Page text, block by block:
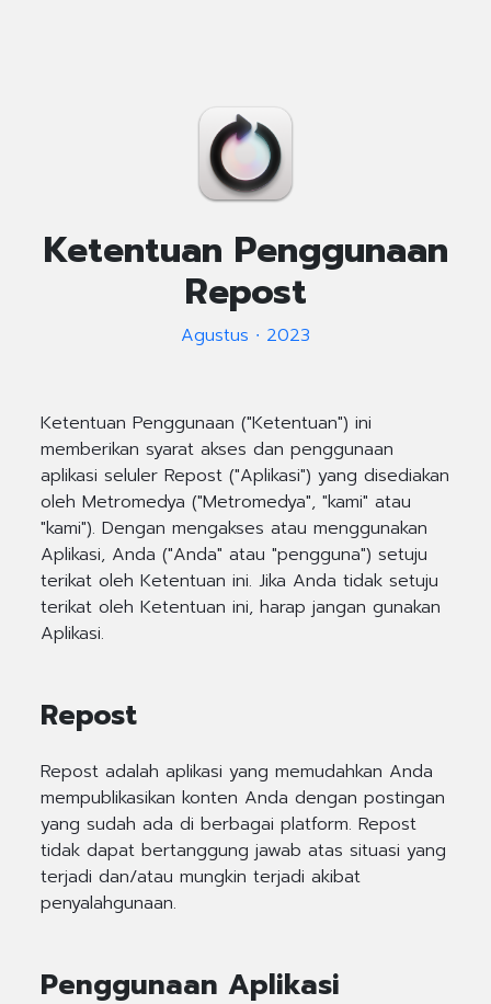
Ketentuan Penggunaan
Repost
Agustus ∙ 2023
Ketentuan Penggunaan ("Ketentuan") ini
memberikan syarat akses dan penggunaan
aplikasi seluler Repost ("Aplikasi") yang disediakan
oleh Metromedya ("Metromedya", "kami" atau
"kami"). Dengan mengakses atau menggunakan
Aplikasi, Anda ("Anda" atau "pengguna") setuju
terikat oleh Ketentuan ini. Jika Anda tidak setuju
terikat oleh Ketentuan ini, harap jangan gunakan
Aplikasi.
Repost
Repost adalah aplikasi yang memudahkan Anda
mempublikasikan konten Anda dengan postingan
yang sudah ada di berbagai platform. Repost
tidak dapat bertanggung jawab atas situasi yang
terjadi dan/atau mungkin terjadi akibat
penyalahgunaan.
Penggunaan Aplikasi